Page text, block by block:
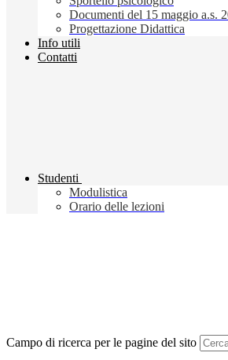
Documenti del 15 maggio a.s.
Progettazione Didattica
Info utili
Contatti
Studenti
Modulistica
Orario delle lezioni
Campo di ricerca per le pagine del sito